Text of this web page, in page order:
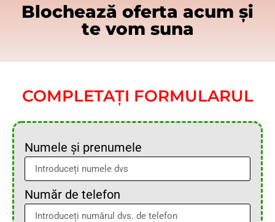
Blochează oferta acum și
te vom suna
COMPLETAȚI FORMULARUL
Numele și prenumele
Număr de telefon